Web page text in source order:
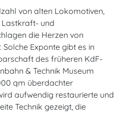
von alten Lokomotiven,
und
die Herzen von
Exponte gibt es in
des früheren KdF-
& Technik Museum
qm überdachter
aufwendig restaurierte und
Technik gezeigt, die